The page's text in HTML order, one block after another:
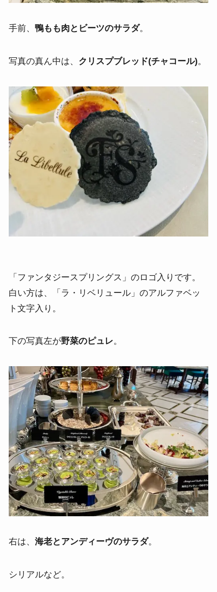
手前、 鴨もも肉とビーツのサラダ。
写真の真ん中は、 クリスプブレッド(チャコール)。
「ファンタジースプリングス」のロゴ入りです。
白い方は、「ラ・リベリュール」のアルファベッ
ト文字入り。
下の写真左が野菜のピュレ。
右は、 海老とアンディーヴのサラダ。
シリアルなど。